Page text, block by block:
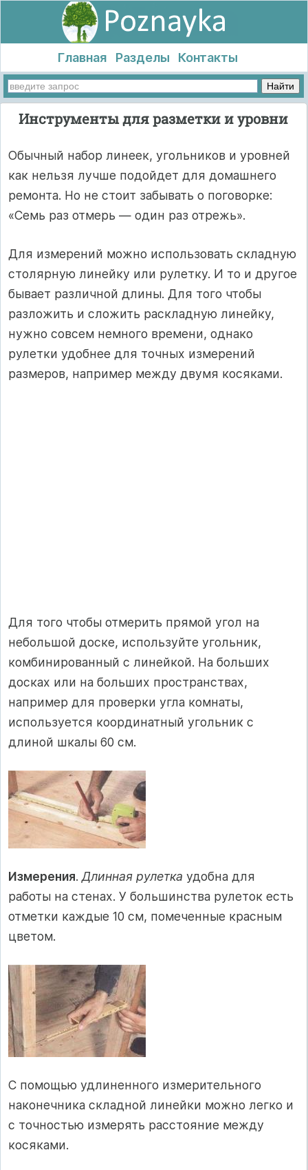
Главная Разделы Контакты
Инструменты для разметки и уровни
Обычный набор линеек, угольников и уровней
как нельзя лучше подойдет для домашнего
ремонта. Но не стоит забывать о поговорке:
«Семь раз отмерь — один раз отрежь».
Для измерений можно использовать складную
столярную линейку или рулетку. И то и другое
бывает различной длины. Для того чтобы
разложить и сложить раскладную линейку,
нужно совсем немного времени, однако
рулетки удобнее для точных измерений
размеров, например между двумя косяками.
Для того чтобы отмерить прямой угол на
небольшой доске, используйте угольник,
комбинированный с линейкой. На больших
досках или на больших пространствах,
например для проверки угла комнаты,
используется координатный угольник с
длиной шкалы 60 см.
Измерения. Длинная рулетка удобна для
работы на стенах. У большинства рулеток есть
отметки каждые 10 см, помеченные красным
цветом.
С помощью удлиненного измерительного
наконечника складной линейки можно легко и
с точностью измерять расстояние между
косяками.